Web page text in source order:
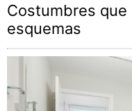
Costumbres
esquemas